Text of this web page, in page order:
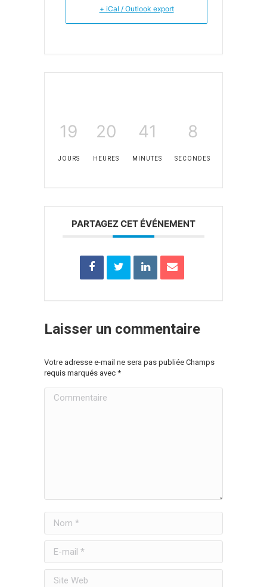
+ iCal / Outlook export
19
JOURS
20
HEURES
41
MINUTES
8
SECONDES
PARTAGEZ CET ÉVÉNEMENT
Laisser un commentaire
Votre adresse e-mail ne sera pas publiée Champs
requis marqués avec *
Commentaire
Nom *
E-mail *
Site Web